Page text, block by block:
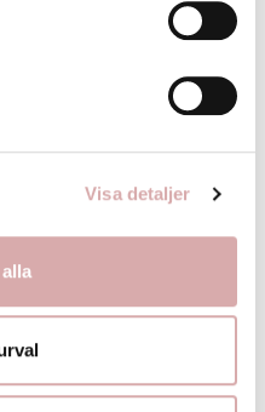
Visa detaljer
Då är presentkort ett bra